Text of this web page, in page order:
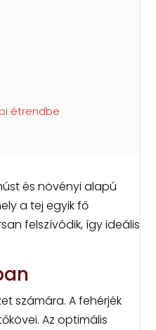
étrendbe
és növényi alapú
a tej egyik fő
felszívódik, így ideális
számára. A fehérjék
Az optimális